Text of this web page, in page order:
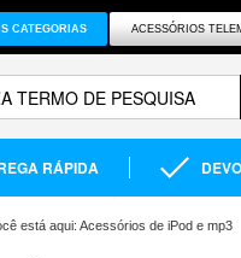
CATEGORIAS ACESSÓRIOS
RÁPIDA
está aqui: Acessórios de iPod e mp3